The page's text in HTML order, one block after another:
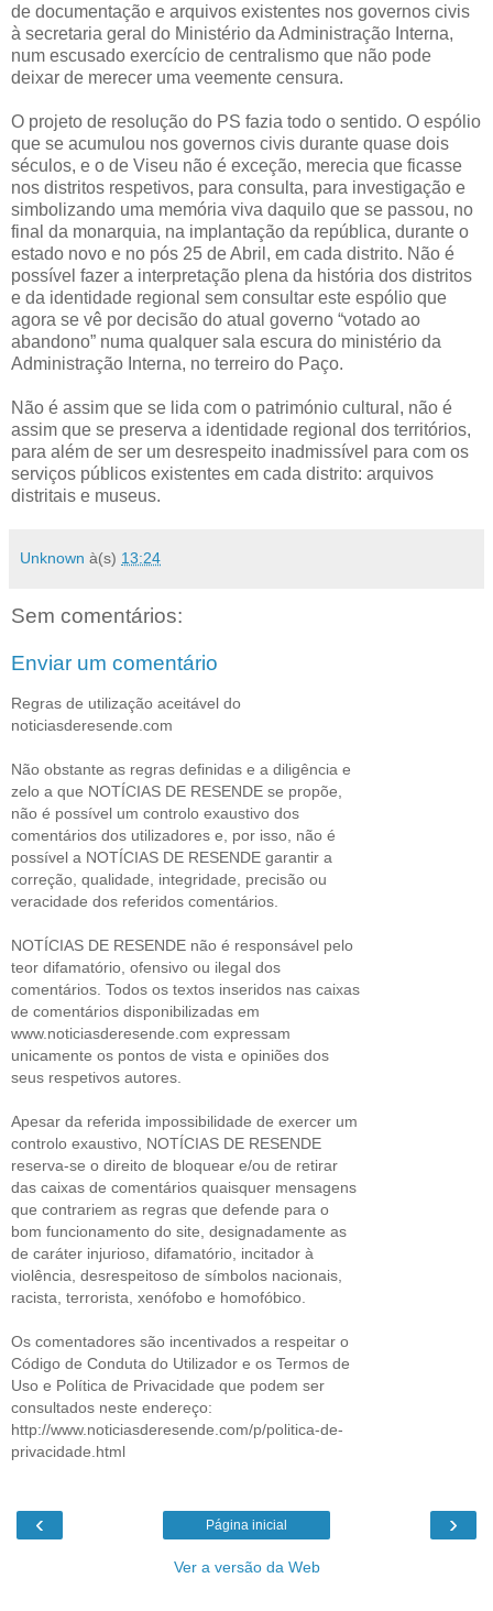
de documentação e arquivos existentes nos governos civis
à secretaria geral do Ministério da Administração Interna,
num escusado exercício de centralismo que não pode
deixar de merecer uma veemente censura.
O projeto de resolução do PS fazia todo o sentido. O espólio
que se acumulou nos governos civis durante quase dois
séculos, e o de Viseu não é exceção, merecia que ficasse
nos distritos respetivos, para consulta, para investigação e
simbolizando uma memória viva daquilo que se passou, no
final da monarquia, na implantação da república, durante o
estado novo e no pós 25 de Abril, em cada distrito. Não é
possível fazer a interpretação plena da história dos distritos
e da identidade regional sem consultar este espólio que
agora se vê por decisão do atual governo “votado ao
abandono” numa qualquer sala escura do ministério da
Administração Interna, no terreiro do Paço.
Não é assim que se lida com o património cultural, não é
assim que se preserva a identidade regional dos territórios,
para além de ser um desrespeito inadmissível para com os
serviços públicos existentes em cada distrito: arquivos
distritais e museus.
Unknown à(s) 13:24
Sem comentários:
Enviar um comentário
Regras de utilização aceitável do
noticiasderesende.com
Não obstante as regras definidas e a diligência e
zelo a que NOTÍCIAS DE RESENDE se propõe,
não é possível um controlo exaustivo dos
comentários dos utilizadores e, por isso, não é
possível a NOTÍCIAS DE RESENDE garantir a
correção, qualidade, integridade, precisão ou
veracidade dos referidos comentários.
NOTÍCIAS DE RESENDE não é responsável pelo
teor difamatório, ofensivo ou ilegal dos
comentários. Todos os textos inseridos nas caixas
de comentários disponibilizadas em
www.noticiasderesende.com expressam
unicamente os pontos de vista e opiniões dos
seus respetivos autores.
Apesar da referida impossibilidade de exercer um
controlo exaustivo, NOTÍCIAS DE RESENDE
reserva-se o direito de bloquear e/ou de retirar
das caixas de comentários quaisquer mensagens
que contrariem as regras que defende para o
bom funcionamento do site, designadamente as
de caráter injurioso, difamatório, incitador à
violência, desrespeitoso de símbolos nacionais,
racista, terrorista, xenófobo e homofóbico.
Os comentadores são incentivados a respeitar o
Código de Conduta do Utilizador e os Termos de
Uso e Política de Privacidade que podem ser
consultados neste endereço:
http://www.noticiasderesende.com/p/politica-de-
privacidade.html
‹ ›
Página inicial
Ver a versão da Web